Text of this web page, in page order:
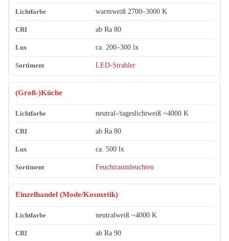
warmweiß 2700–3000 K
ab Ra 80
ca. 200–300 lx
LED-Strahler
(Groß-)Küche
neutral-/tageslichtweiß ~4000 K
ab Ra 80
ca. 500 lx
Feuchtraumleuchten
Einzelhandel (Mode/Kosmetik)
neutralweiß ~4000 K
ab Ra 90